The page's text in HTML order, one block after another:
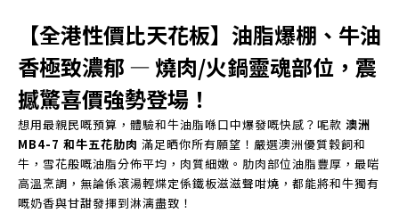
【全港性價比天花板】油脂爆棚、牛油
香極致濃郁 — 燒肉/火鍋靈魂部位，震
撼驚喜價強勢登場！
想用最親民嘅預算，體驗和牛油脂喺口中爆發嘅快感？呢款 澳洲
MB4-7 和牛五花肋肉 滿足晒你所有願望！嚴選澳洲優質穀飼和
牛，雪花般嘅油脂分佈平均，肉質細嫩。肋肉部位油脂豐厚，最啱
高溫烹調，無論係滾湯輕煠定係鐵板滋滋聲咁燒，都能將和牛獨有
嘅奶香與甘甜發揮到淋漓盡致！